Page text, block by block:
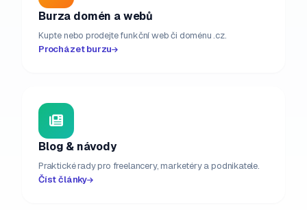
Burza domén a webů
Kupte nebo prodejte funkční web či doménu .cz.
Procházet burzu
Blog & návody
Praktické rady pro freelancery, marketéry a podnikatele.
Číst články